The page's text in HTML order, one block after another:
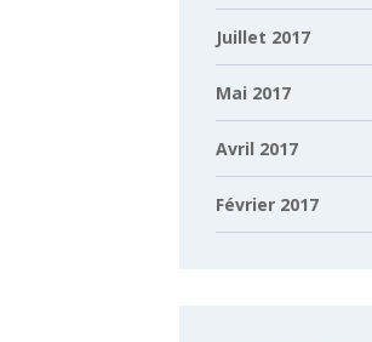
Juillet 2017
Mai 2017
Avril 2017
Février 2017